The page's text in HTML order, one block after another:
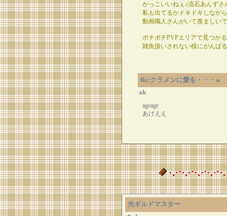
かっこいいねぇ♪流石あんずさ
私も出てるかドキドキしなが
動画職人さんがいて羨ましい
ボチボチPVPエリアで見つか
雑魚扱いされない様にがんば
Re:クラメンに愛を・・・w
ak
ageage
あげええ
光ギルドマスター